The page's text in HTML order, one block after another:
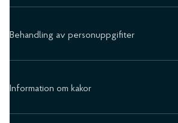
Behandling av personuppgifiter
Information om kakor